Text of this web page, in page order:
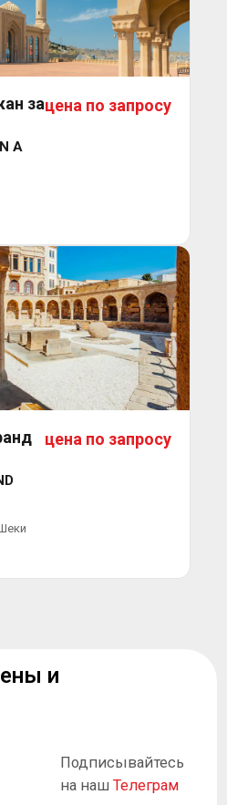
за
A
цена по запросу
цена по запросу
Подписывайтесь
на нашТелеграм
и
Подробнее